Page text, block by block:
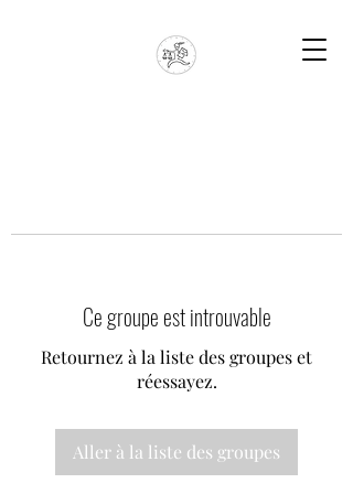
Ce groupe est introuvable
Retournez à la liste des groupes et
réessayez.
Aller à la liste des groupes